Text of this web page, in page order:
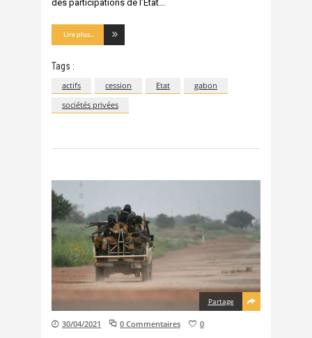
des participations de l’Etat
Lire plus...
Tags :
actifs cession Etat
gabon
sociétés privées
Partage
30/04/2021 0 Commentaires 0